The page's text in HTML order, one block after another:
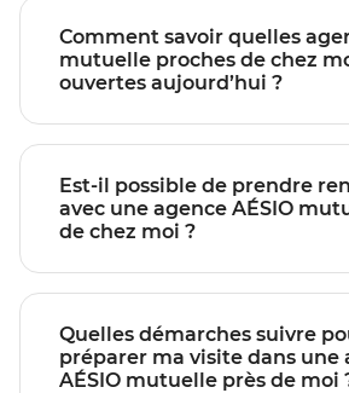
Comment savoir quelles agences
mutuelle proches de chez
ouvertes aujourd’hui ?
Est-il possible de prendre
avec une agence AÉSIO mutuelle près
de chez moi ?
Quelles démarches suivre
préparer ma visite dans une
AÉSIO mutuelle près de moi